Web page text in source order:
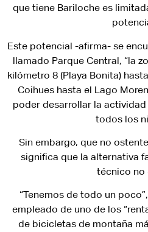
que tiene Bariloche es
Este potencial -afirma- se
llamado Parque Central, “la
kilómetro 8 (Playa Bonita)
Coihues hasta el Lago
poder desarrollar la
todos los
Sin embargo, que no
significa que la alternativa
técnico no
“Tenemos de todo un
empleado de uno de los
de bicicletas de montaña